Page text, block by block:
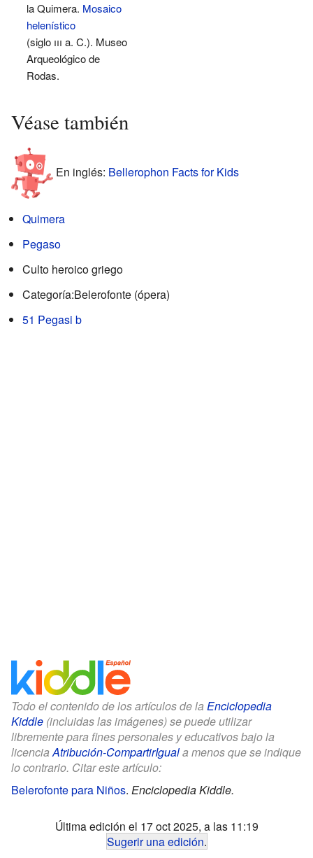
la Quimera. Mosaico
helenístico
(siglo iii a. C.). Museo
Arqueológico de
Rodas.
Véase también
En inglés: Bellerophon Facts for Kids
Quimera
Pegaso
Culto heroico griego
Categoría:Belerofonte (ópera)
51 Pegasi b
Todo el contenido de los artículos de la Enciclopedia
Kiddle (incluidas las imágenes) se puede utilizar
libremente para fines personales y educativos bajo la
licenciaAtribución-CompartirIguala menos que se indique
lo contrario. Citar este artículo:
Belerofonte para Niños. Enciclopedia Kiddle.
Última edición el 17 oct 2025, a las 11:19
Sugerir una edición.